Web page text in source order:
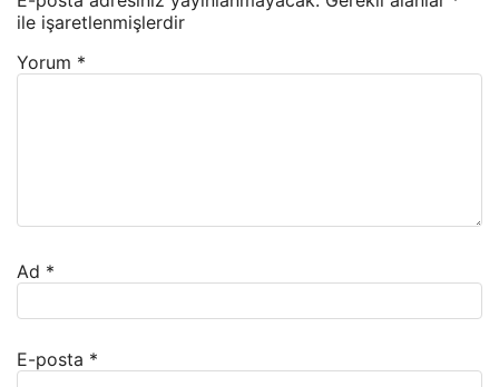
ile işaretlenmişlerdir
Yorum *
Ad *
E-posta *